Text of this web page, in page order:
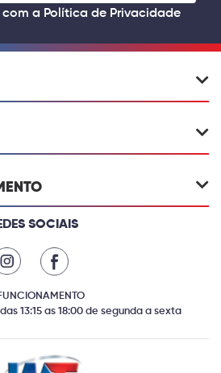
com a Política de Privacidade
SOCIAIS
13:15 as 18:00 de segunda a sexta